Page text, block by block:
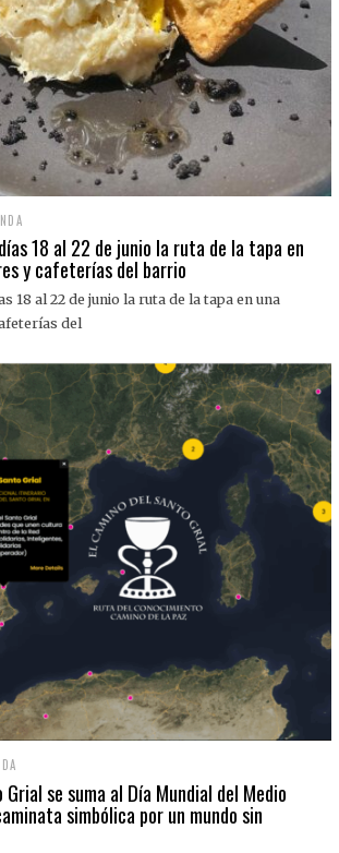
18 al 22 de junio la ruta de la tapa en
y cafeterías del barrio
18 al 22 de junio la ruta de la tapa en una
del
Grial se suma al Día Mundial del Medio
simbólica por un mundo sin